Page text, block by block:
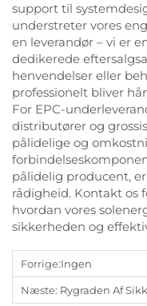
support til
understreter vores
en leverandør – vi er
dedikerede
henvendelser eller
professionelt bliver
For EPC-
distributører og
pålidelige og
pålidelig producent,
rådigheid. Kontakt os
hvordan vores
sikkerheden og
Forrige:Ingen
Næste: Rygraden Af Sikkerhed: